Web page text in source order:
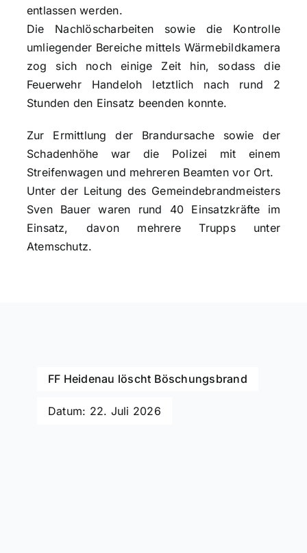
entlassen werden.
Die Nachlöscharbeiten sowie die Kontrolle
umliegender Bereiche mittels Wärmebildkamera
zog sich noch einige Zeit hin, sodass die
Feuerwehr Handeloh letztlich nach rund 2
Stunden den Einsatz beenden konnte.
Zur Ermittlung der Brandursache sowie der
Schadenhöhe war die Polizei mit einem
Streifenwagen und mehreren Beamten vor Ort.
Unter der Leitung des Gemeindebrandmeisters
Sven Bauer waren rund 40 Einsatzkräfte im
Einsatz, davon mehrere Trupps unter
Atemschutz.
FF Heidenau löscht Böschungsbrand
Datum: 22. Juli 2026